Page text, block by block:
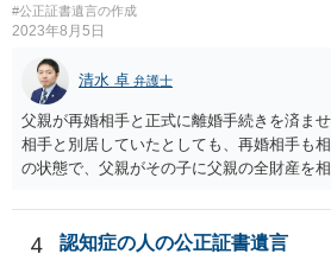
書面を発送してもらうことがよろしいように
#公正証書遺言の作成
2023年8月5日
清水 卓 弁護士
父親が再婚相手と正式に離婚手続きを済ま
相手と別居していたとしても、再婚相手も
の状態で、父親がその子に父親の全財産を
が、再婚相手の遺留分を侵害しているため
（子）に対して遺留分侵害額請求権が行使
お悩みのようであれば、問題の当事者で
4 認知症の人の公正証書遺言